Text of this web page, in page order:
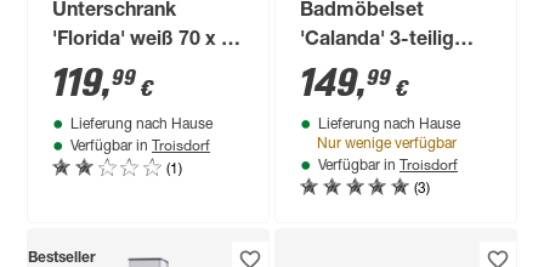
Unterschrank
'Florida' weiß 70 x 89
x 41 cm
119,99 €
Lieferung nach Hause
Verfügbar in Troisdorf
(1)
Badmöbelset
'Calanda' 3-teilig
braun
149,99 €
Lieferung nach Hause
Nur wenige verfügbar
Verfügbar in Troisdorf
(3)
Bestseller